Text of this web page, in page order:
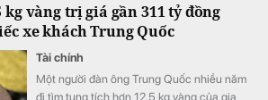
vàng trị giá gần 311 tỷ đồng
xe khách Trung Quốc
Tài chính
Một người đàn ông Trung Quốc nhiều năm
đi tìm tung tích hơn 12,5 kg vàng của gia